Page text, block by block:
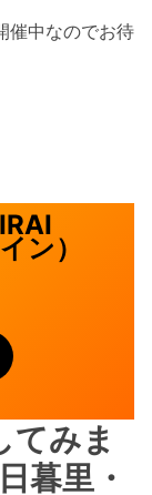
催中なのでお待
ン）
てみま
暮里・